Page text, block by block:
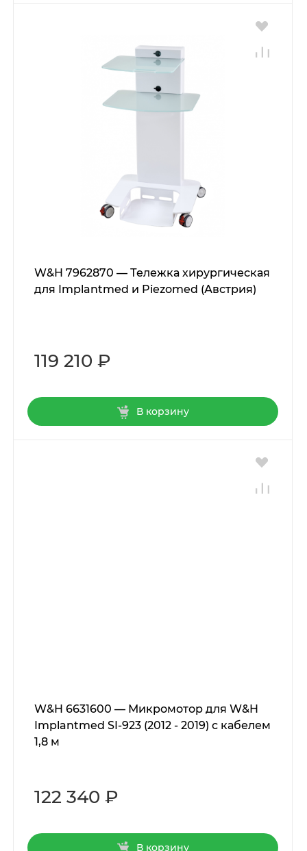
W&H 7962870 — Тележка хирургическая
для Implantmed и Piezomed (Австрия)
119 210 ₽
В корзину
W&H 6631600 — Микромотор для W&H
Implantmed SI-923 (2012 - 2019) с кабелем
1,8 м
122 340 ₽
В корзину